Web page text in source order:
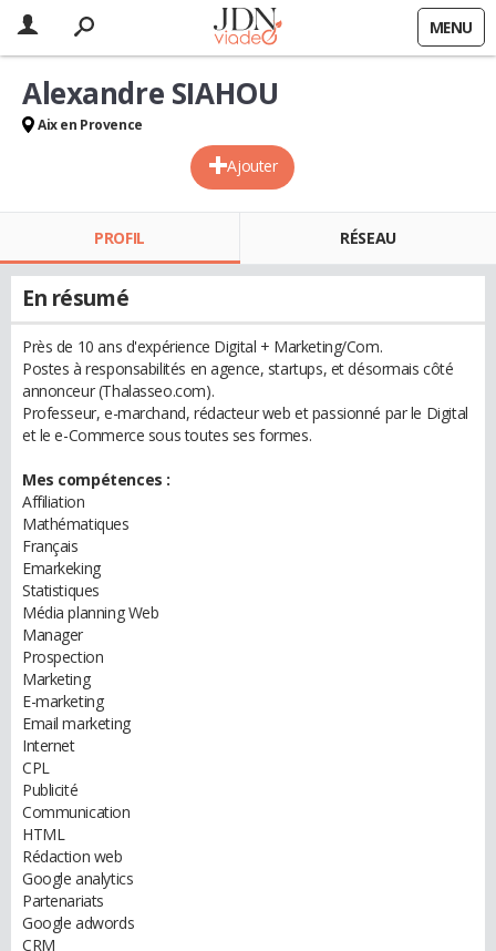
MENU
Ajouter
Alexandre SIAHOU
Aix en Provence
PROFIL RÉSEAU
En résumé
Près de 10 ans d'expérience Digital + Marketing/Com.
Postes à responsabilités en agence, startups, et désormais côté
annonceur (Thalasseo.com).
Professeur, e-marchand, rédacteur web et passionné par le Digital
et le e-Commerce sous toutes ses formes.
Mes compétences :
Affiliation
Mathématiques
Français
Emarkeking
Statistiques
Média planning Web
Manager
Prospection
Marketing
E-marketing
Email marketing
Internet
CPL
Publicité
Communication
HTML
Rédaction web
Google analytics
Partenariats
Google adwords
CRM